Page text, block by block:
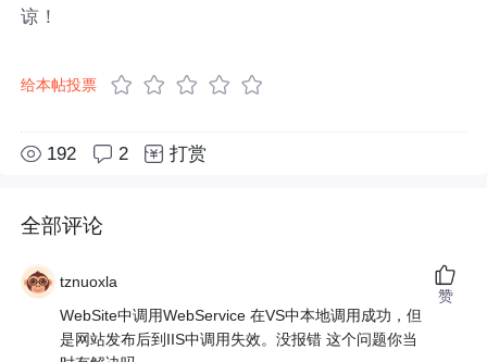
谅！
给本帖投票
192 2 打赏
全部评论
tznuoxla
WebSite中调用WebService 在VS中本地调用成功，但
是网站发布后到IIS中调用失效。没报错 这个问题你当
赞